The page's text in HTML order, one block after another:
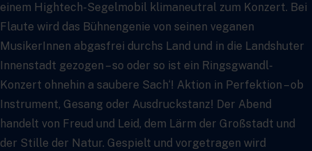
einem Hightech-Segelmobil klimaneutral zum Konzert. Bei
Flaute wird das Bühnengenie von seinen veganen
MusikerInnen abgasfrei durchs Land und in die Landshuter
Innenstadt gezogen – so oder so ist ein Ringsgwandl-
Konzert ohnehin a saubere Sach‘! Aktion in Perfektion – ob
Instrument, Gesang oder Ausdruckstanz! Der Abend
handelt von Freud und Leid, dem Lärm der Großstadt und
der Stille der Natur. Gespielt und vorgetragen wird